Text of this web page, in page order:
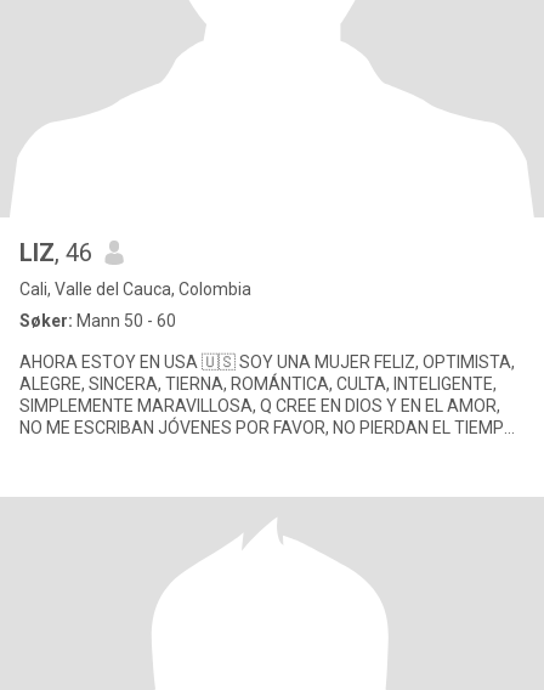
LIZ, 46
Cali, Valle del Cauca, Colombia
Søker: Mann 50 - 60
AHORA ESTOY EN USA 🇺🇸 SOY UNA MUJER FELIZ, OPTIMISTA,
ALEGRE, SINCERA, TIERNA, ROMÁNTICA, CULTA, INTELIGENTE,
SIMPLEMENTE MARAVILLOSA, Q CREE EN DIOS Y EN EL AMOR,
NO ME ESCRIBAN JÓVENES POR FAVOR, NO PIERDAN EL TIEMPO